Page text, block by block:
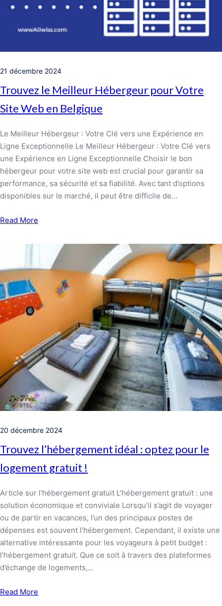
21 décembre 2024
Trouvez le Meilleur Hébergeur pour Votre
Site Web en Belgique
Le Meilleur Hébergeur : Votre Clé vers une Expérience en
Ligne Exceptionnelle Le Meilleur Hébergeur : Votre Clé vers
une Expérience en Ligne Exceptionnelle Choisir le bon
hébergeur pour votre site web est crucial pour garantir sa
performance, sa sécurité et sa fiabilité. Avec tant d’options
disponibles sur le marché, il peut être difficile de…
Read More
20 décembre 2024
Trouvez l’hébergement idéal : optez pour le
logement gratuit !
Article sur l’hébergement gratuit L’hébergement gratuit : une
solution économique et conviviale Lorsqu’il s’agit de voyager
ou de partir en vacances, l’un des principaux postes de
dépenses est souvent l’hébergement. Cependant, il existe une
alternative intéressante pour les voyageurs à petit budget :
l’hébergement gratuit. Que ce soit à travers des plateformes
d’échange de logements,…
Read More